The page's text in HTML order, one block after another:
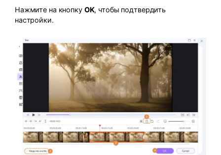
Нажмите на кнопку OK, чтобы подтвердить
настройки.